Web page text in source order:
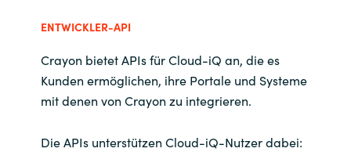
ENTWICKLER-API
Crayon bietet APIs für Cloud-iQ an, die es
Kunden ermöglichen, ihre Portale und Systeme
mit denen von Crayon zu integrieren.
Die APIs unterstützen Cloud-iQ-Nutzer dabei: